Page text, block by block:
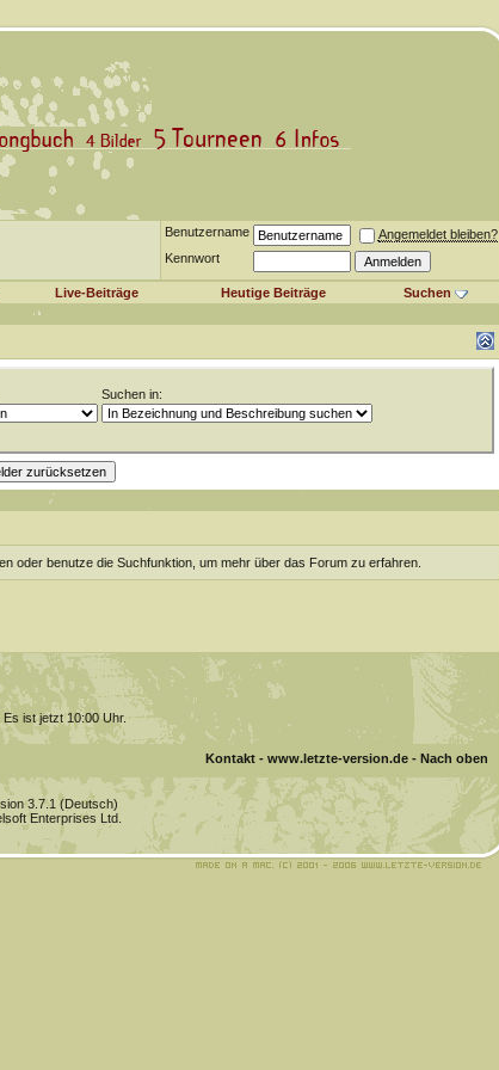
Benutzername
Angemeldet bleiben?
Kennwort
Live-Beiträge Heutige Beiträge Suchen
Suchen in:
oder benutze die Suchfunktion, um mehr über das Forum zu erfahren.
Es ist jetzt10:00Uhr.
Kontakt- www.letzte-version.de- Nach oben
3.7.1 (Deutsch)
Enterprises Ltd.